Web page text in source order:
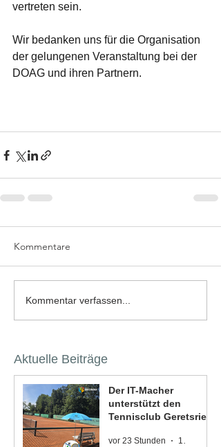
vertreten sein.
Wir bedanken uns für die Organisation
der gelungenen Veranstaltung bei der
DOAG und ihren Partnern.
Kommentare
Kommentar verfassen...
Aktuelle Beiträge
Der IT-Macher
unterstützt den
Tennisclub Geretsried
vor 23 Stunden 1 Min. Lesezeit